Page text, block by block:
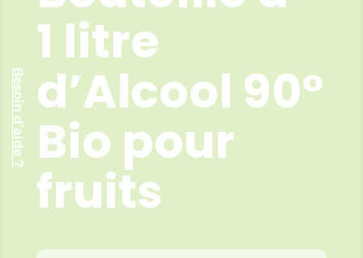
1 litre
d’Alcool 90°
Bio pour
fruits
Besoin d’aide ?